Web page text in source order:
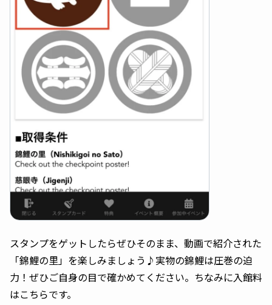
スタンプをゲットしたらぜひそのまま、動画で紹介された
「錦鯉の里」を楽しみましょう♪実物の錦鯉は圧巻の迫
力！ぜひご自身の目で確かめてください。ちなみに入館料
はこちらです。